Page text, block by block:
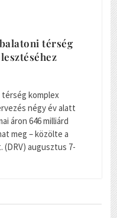
térség
komplex
négy év alatt
áron 646 milliárd
meg – közölte a
(DRV) augusztus 7-